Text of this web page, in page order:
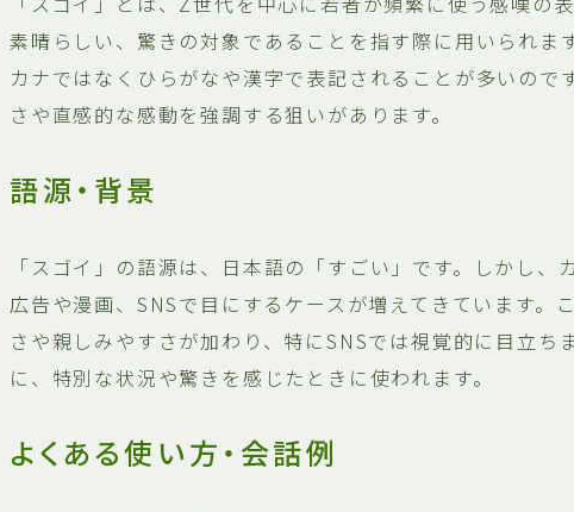
素晴らしい、驚きの対象であることを指す際に用いられま
カナではなくひらがなや漢字で表記されることが多いので
さや直感的な感動を強調する狙いがあります。
語源・背景
「スゴイ」の語源は、日本語の「すごい」です。しかし、
広告や漫画、SNSで目にするケースが増えてきています。
さや親しみやすさが加わり、特にSNSでは視覚的に目立ち
に、特別な状況や驚きを感じたときに使われます。
よくある使い方・会話例